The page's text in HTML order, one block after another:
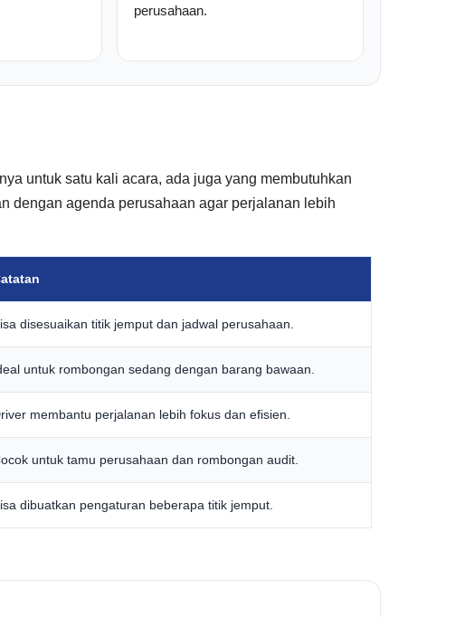
perusahaan.
untuk satu kali acara, ada juga yang membutuhkan
dengan agenda perusahaan agar perjalanan lebih
disesuaikan titik jemput dan jadwal perusahaan.
untuk rombongan sedang dengan barang bawaan.
membantu perjalanan lebih fokus dan efisien.
untuk tamu perusahaan dan rombongan audit.
dibuatkan pengaturan beberapa titik jemput.